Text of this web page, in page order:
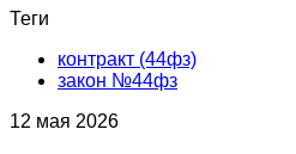
Теги
контракт (44фз)
закон №44фз
12 мая 2026